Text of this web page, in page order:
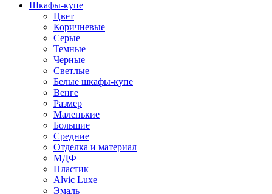
Шкафы-купе
Цвет
Коричневые
Серые
Темные
Черные
Светлые
Белые шкафы-купе
Венге
Размер
Маленькие
Большие
Средние
Отделка и материал
МДФ
Пластик
Alvic Luxe
Эмаль